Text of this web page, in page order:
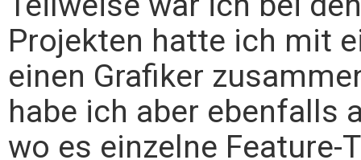
Projekten hatte ich mit
einen Grafiker
habe ich aber ebenfalls
wo es einzelne Feature-